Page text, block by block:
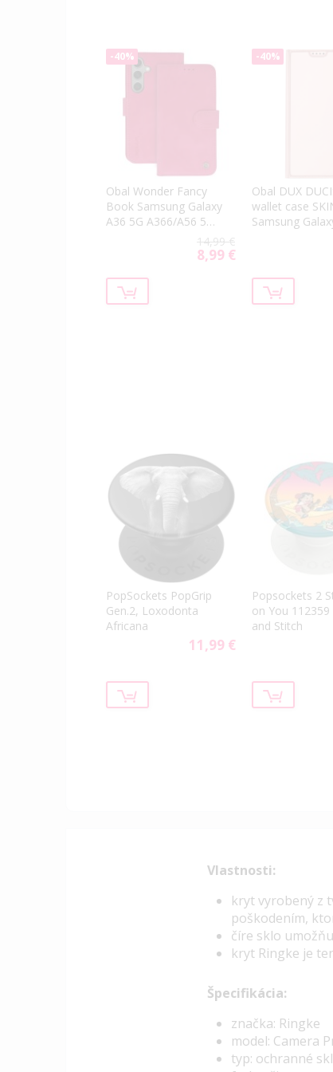
-40%
Obal Wonder Fancy
Book Samsung Galaxy
A36 5G A366/A56 5G
14,99 €
Special
8,99 €
-40%
Obal DUX
wallet case
Samsung
5G A366/56 5G
PopSockets PopGrip
Gen.2, Loxodonta
Africana
11,99 €
Popsockets 2
on You 112359
and Stitch
Vlastnosti:
kryt vyrobený z
poškodením,
číre sklo
kryt Ringke je
Špecifikácia:
značka: Ringke
model: Camera
typ: ochranné